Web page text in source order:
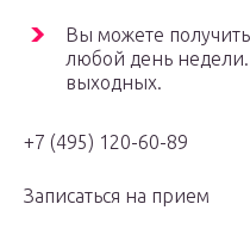
Вы можете
любой день
выходных.
+7 (495) 120-60-89
Записаться на прием